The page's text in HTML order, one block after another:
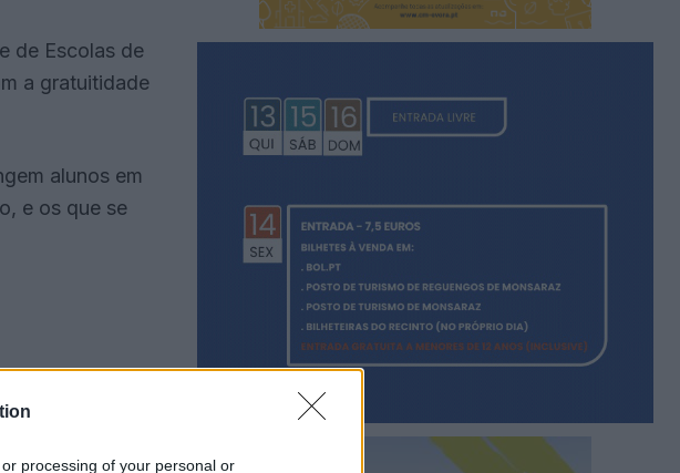
processing of your personal or
de Escolas de
a gratuitidade
alunos em
e os que se